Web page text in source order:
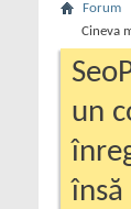
Forum
Cineva
un